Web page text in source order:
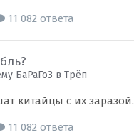
11 082 ответа
БаРаГоЗ вТрёп
китайцы с их заразой.
11 082 ответа